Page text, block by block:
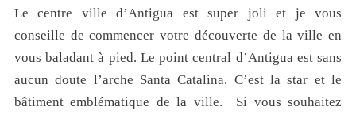
Le centre ville d’Antigua est super joli et je vous
conseille de commencer votre découverte de la ville en
vous baladant à pied. Le point central d’Antigua est sans
aucun doute l’arche Santa Catalina. C’est la star et le
bâtiment emblématique de la ville. Si vous souhaitez